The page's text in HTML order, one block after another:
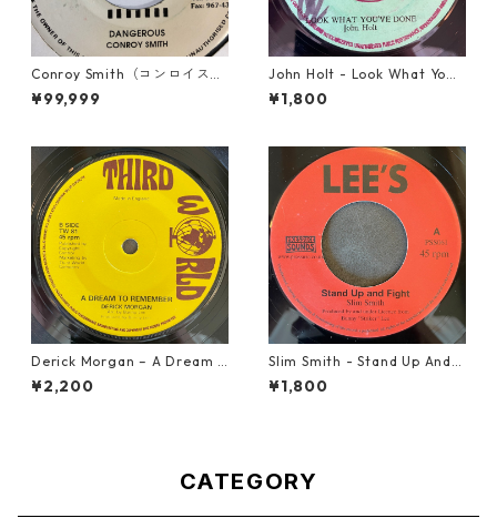
Conroy Smith（コンロイスミ
ス） - Dangerous【7'】
¥99,999
John Holt - Look What Yo
u've Done【7-21817】
¥1,800
Derick Morgan – A Dream T
o Remember【7-21824】
¥2,200
Slim Smith - Stand Up And F
ight 【7-21832】
¥1,800
CATEGORY